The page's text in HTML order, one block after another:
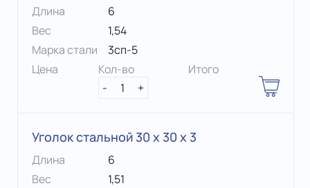
Длина
6
Вес
1,54
Марка стали
3сп-5
Цена
Кол-во
-
1 +
Итого
Уголок стальной 30 х 30 x 3
Длина
6
Вес
1,51